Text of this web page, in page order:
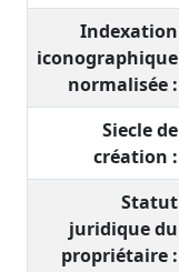
Indexation
iconographique
normalisée :
Siecle de
création :
Statut
juridique du
propriétaire :